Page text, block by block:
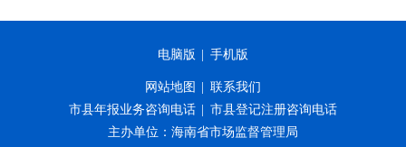
电脑版 手机版
网站地图
联系我们
市县年报业务咨询电话
市县登记注册咨询电话
主办单位：海南省市场监督管理局